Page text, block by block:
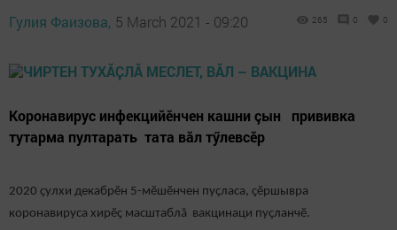
Гулия Фаизова, 5 March 2021 - 09:20 265 0 0
Коронавирус инфекцийӗнчен кашни çын прививка
тутарма пултарать тата вăл тӳлевсӗр
2020 ҫулхи декабрӗн 5-мӗшӗнчен пуҫласа, ҫӗршывра
коронавируса хирӗҫ масштаблă вакцинаци пуҫланчӗ.